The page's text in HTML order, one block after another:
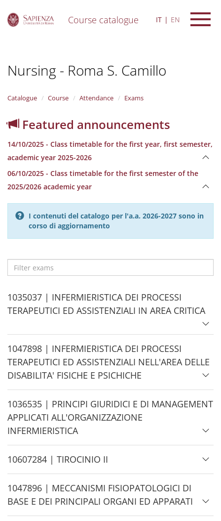
Course catalogue IT EN
Nursing - Roma S. Camillo
Catalogue Course Attendance Exams
Featured announcements
14/10/2025 - Class timetable for the first year, first semester,
academic year 2025-2026
06/10/2025 - Class timetable for the first semester of the
2025/2026 academic year
I contenuti del catalogo per l'a.a. 2026-2027 sono in
corso di aggiornamento
H
i
e
1035037 | INFERMIERISTICA DEI PROCESSI
TERAPEUTICI ED ASSISTENZIALI IN AREA CRITICA
H
i
d
e
1047898 | INFERMIERISTICA DEI PROCESSI
TERAPEUTICI ED ASSISTENZIALI NELL'AREA DELLE
DISABILITA' FISICHE E PSICHICHE
H
i
d
e
1036535 | PRINCIPI GIURIDICI E DI MANAGEMENT
APPLICATI ALL'ORGANIZZAZIONE
INFERMIERISTICA
H
i
d
e
10607284 | TIROCINIO II
H
i
d
1047896 | MECCANISMI FISIOPATOLOGICI DI
BASE E DEI PRINCIPALI ORGANI ED APPARATI